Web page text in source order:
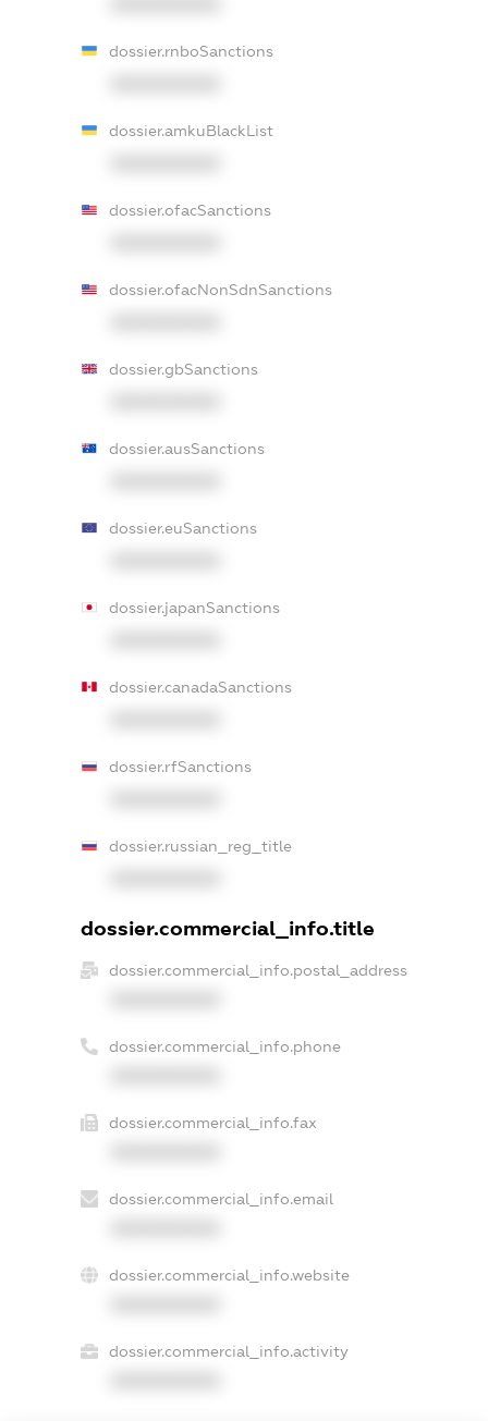
dossier.rnboSanctions
dossier.amkuBlackList
dossier.ofacSanctions
dossier.ofacNonSdnSanctions
dossier.gbSanctions
dossier.ausSanctions
dossier.euSanctions
dossier.japanSanctions
dossier.canadaSanctions
dossier.rfSanctions
dossier.russian_reg_title
dossier.commercial_info.title
dossier.commercial_info.postal_address
dossier.commercial_info.phone
dossier.commercial_info.fax
dossier.commercial_info.email
dossier.commercial_info.website
dossier.commercial_info.activity